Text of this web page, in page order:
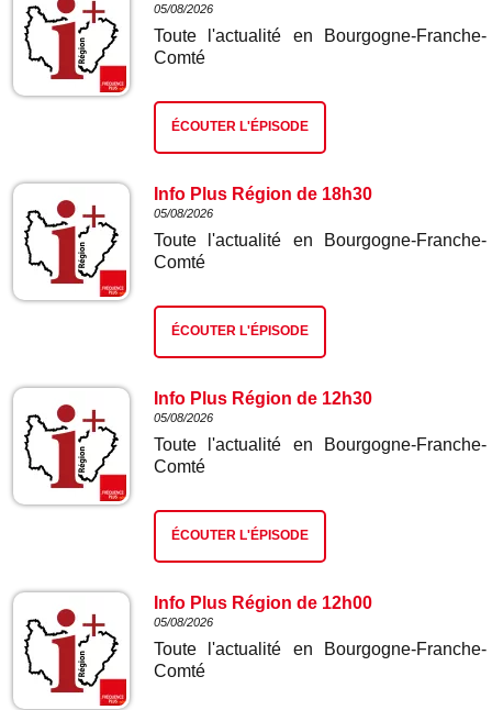
05/08/2026
Toute l'actualité en Bourgogne-Franche-
Comté
ÉCOUTER L'ÉPISODE
Info Plus Région de 18h30
05/08/2026
Toute l'actualité en Bourgogne-Franche-
Comté
ÉCOUTER L'ÉPISODE
Info Plus Région de 12h30
05/08/2026
Toute l'actualité en Bourgogne-Franche-
Comté
ÉCOUTER L'ÉPISODE
Info Plus Région de 12h00
05/08/2026
Toute l'actualité en Bourgogne-Franche-
Comté